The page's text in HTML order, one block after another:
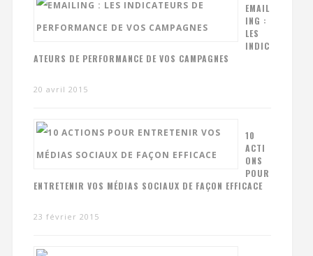
EMAIL
ING :
LES
INDIC
ATEURS DE PERFORMANCE DE VOS CAMPAGNES
20 avril 2015
10
ACTI
ONS
POUR
ENTRETENIR VOS MÉDIAS SOCIAUX DE FAÇON EFFICACE
23 février 2015